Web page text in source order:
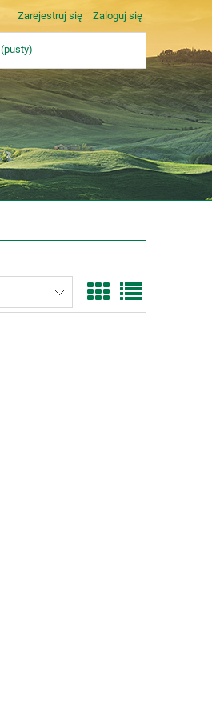
Zarejestruj się Zaloguj się
(pusty)